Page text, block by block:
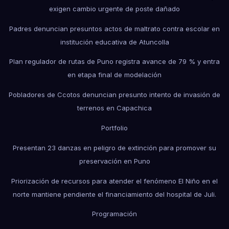
exigen cambio urgente de poste dañado
Padres denuncian presuntos actos de maltrato contra escolar en
institución educativa de Atuncolla
Plan regulador de rutas de Puno registra avance de 79 % y entra
en etapa final de modelación
Pobladores de Ccotos denuncian presunto intento de invasión de
terrenos en Capachica
Portfolio
Presentan 23 danzas en peligro de extinción para promover su
preservación en Puno
Priorización de recursos para atender el fenómeno El Niño en el
norte mantiene pendiente el financiamiento del hospital de Juli.
Programación